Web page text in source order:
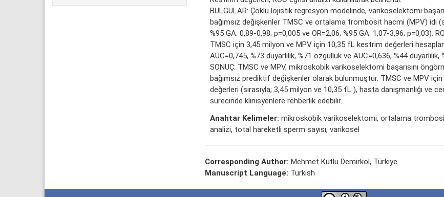
BULGULAR: Çoklu lojistik regresyon modelinde, varikoselektomi
bağımsız değişkenler TMSC ve ortalama trombosit hacmi (MPV) idi
%95 GA: 0,89-0,98; p=0,005 ve OR=2,06; %95 GA: 1,07-3,96; p=0,03).
TMSC için 3,45 milyon ve MPV için 10,35 fL kestrim değerleri
AUC=0,745, %73 duyarlılık, %71 özgüllük ve AUC=0,636, %44 duyarlılık,
SONUÇ: TMSC ve MPV, mikroskobik varikoselektomi başarısını
bağımsız prediktif değişkenler olarak bulunmuştur. TMSC ve MPV
değerleri (sırasıyla; 3,45 milyon ve 10,35 fL ), hasta danışmanlığı ve
sürecinde klinisyenlere rehberlik edebilir.
Anahtar Kelimeler: mikroskobik varikoselektomi, ortalama
analizi, total hareketli sperm sayısı, varikosel
Corresponding Author: Mehmet Kutlu Demirkol, Türkiye
Manuscript Language: Turkish